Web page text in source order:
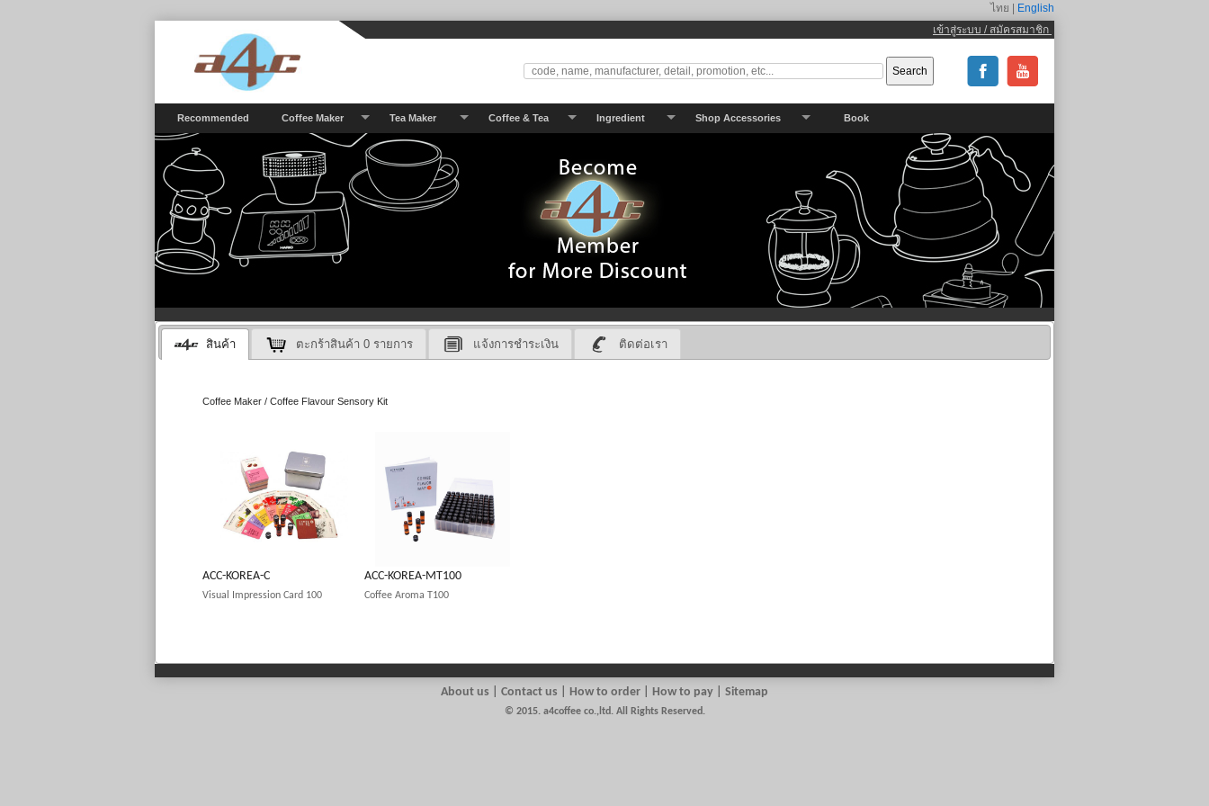
ไทย |
English
เข้าสู่ระบบ / สมัครสมาชิก
Recommended Coffee Maker Tea Maker Coffee & Tea Ingredient Shop Accessories Book
สินค้า ตะกร้าสินค้า0 รายการ แจ้งการชำระเงิน ติดต่อเรา
Coffee Maker / Coffee Flavour Sensory Kit
ACC-KOREA-C
Visual Impression Card 100
ACC-KOREA-MT100
Coffee Aroma T100
About us Contact us | How to order | How to pay | Sitemap
© 2015. a4coffee co.,ltd. All Rights Reserved.